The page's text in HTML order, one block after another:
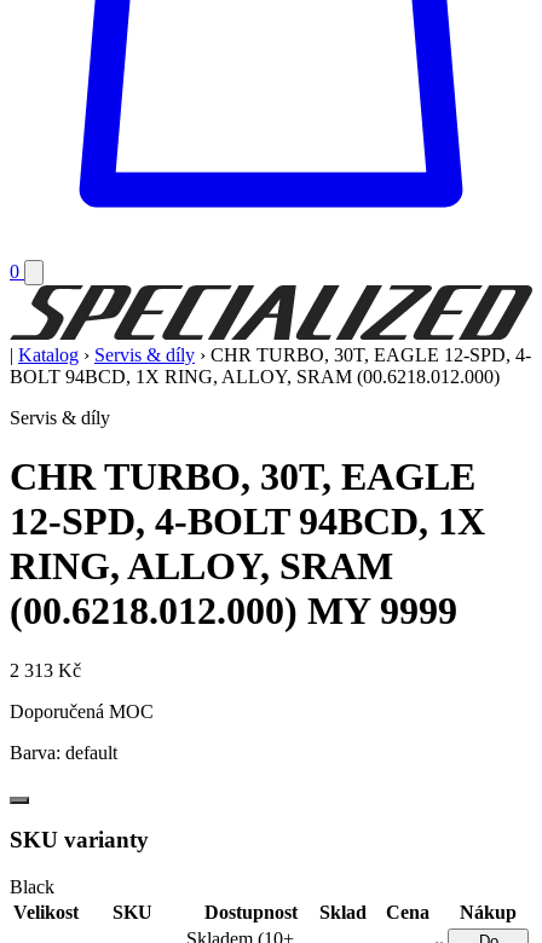
0
| Katalog › Servis & díly › CHR TURBO, 30T, EAGLE 12-SPD, 4-
BOLT 94BCD, 1X RING, ALLOY, SRAM (00.6218.012.000)
Servis & díly
CHR TURBO, 30T, EAGLE
12-SPD, 4-BOLT 94BCD, 1X
RING, ALLOY, SRAM
(00.6218.012.000) MY 9999
2 313 Kč
Doporučená MOC
Barva: default
SKU varianty
Black
Velikost
SKU Dostupnost Sklad Cena
Nákup